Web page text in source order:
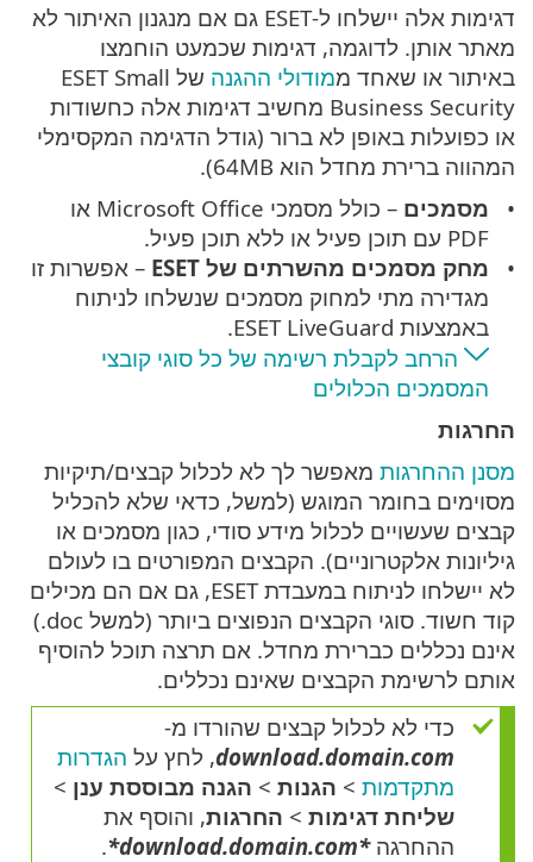
דגימות אלה יישלחו ל-ESET גם אם מנגנון האיתור לא
מאתר אותן. לדוגמה, דגימות שכמעט הוחמצו
באיתור או שאחד ממודולי ההגנה
של ESET Small
Business Security מחשיב דגימות אלה כחשודות
או כפועלות באופן לא ברור (גודל הדגימה המקסימלי
המהווה ברירת מחדל הוא 64MB).
מסמכים
– כולל מסמכי Microsoft Office או
PDF עם תוכן פעיל או ללא תוכן פעיל.
מחק מסמכים מהשרתים של ESET
– אפשרות זו
מגדירה מתי למחוק מסמכים שנשלחו לניתוח
באמצעות ESET LiveGuard.
הרחב לקבלת רשימה של כל סוגי קובצי
המסמכים הכלולים
החרגות
מסנן ההחרגות מאפשר לך לא לכלול קבצים/תיקיות
מסוימים בחומר המוגש (למשל, כדאי שלא להכליל
קבצים שעשויים לכלול מידע סודי, כגון מסמכים או
גיליונות אלקטרוניים). הקבצים המפורטים בו לעולם
לא יישלחו לניתוח במעבדת ESET, גם אם הם מכילים
קוד חשוד. סוגי הקבצים הנפוצים ביותר (למשל ‎.doc)
אינם נכללים כברירת מחדל. אם תרצה תוכל להוסיף
אותם לרשימת הקבצים שאינם נכללים.
כדי לא לכלול קבצים שהורדו מ-
download.domain.com, לחץ על הגדרות
מתקדמות > הגנות > הגנה מבוססת ענן >
שליחת דגימות > החרגות, והוסף את
ההחרגה*‎*download.domain.com
.